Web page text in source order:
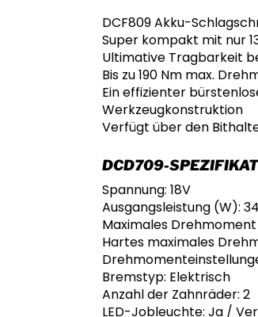
DCF809 Akku-
Super kompakt mit nur
Ultimative Tragbarkeit
Bis zu 190 Nm max.
Ein effizienter
Werkzeugkonstruktion
Verfügt über den
DCD709-
Spannung: 18V
Ausgangsleistung (W):
Maximales
Hartes maximales
Bremstyp: Elektrisch
Anzahl der Zahnräder: 2
LED-Jobleuchte: Ja /